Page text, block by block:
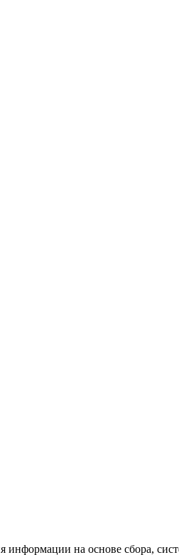
на основе сбора,